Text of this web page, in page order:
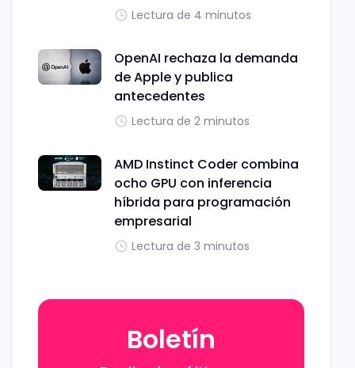
Lectura de 4 minutos
OpenAI rechaza la demanda
de Apple y publica
antecedentes
Lectura de 2 minutos
AMD Instinct Coder combina
ocho GPU con inferencia
híbrida para programación
empresarial
Lectura de 3 minutos
Boletín